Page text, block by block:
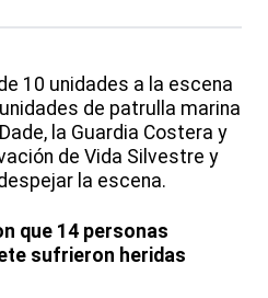
10 unidades a la escena
de patrulla marina
la Guardia Costera y
de Vida Silvestre y
la escena.
que 14 personas
sufrieron heridas